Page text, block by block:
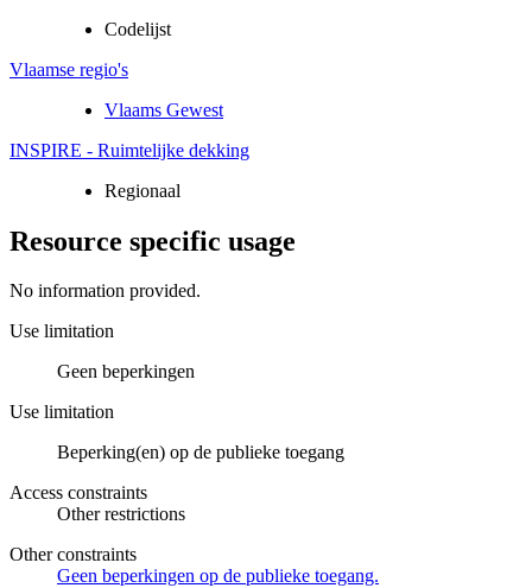
Codelijst
Vlaamse regio's
Vlaams Gewest
INSPIRE - Ruimtelijke dekking
Regionaal
Resource specific usage
No information provided.
Use limitation
Geen beperkingen
Use limitation
Beperking(en) op de publieke toegang
Access constraints
Other restrictions
Other constraints
Geen beperkingen op de publieke toegang.